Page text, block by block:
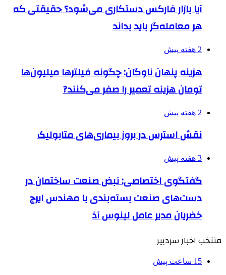
آیا بازار فارکس دستکاری می‌شود؟ حقیقتی که
هر معامله‌گر باید بداند
2 هفته پیش
هزینه پنهان ناوگان: چگونه فیلترها میلیون‌ها
تومان هزینه تعمیر را صفر می‌کنند?
2 هفته پیش
نقش استرس در بروز بیماری‌های متابولیک
3 هفته پیش
گفتگوی اختصاصی: نبض صنعت ساختمان در
دست‌های صنعت بسته‌بندی با مهندس ایرج
خضریان مدیر عامل لینوس آذ
منتخب اخبار سردبیر
15 ساعت پیش